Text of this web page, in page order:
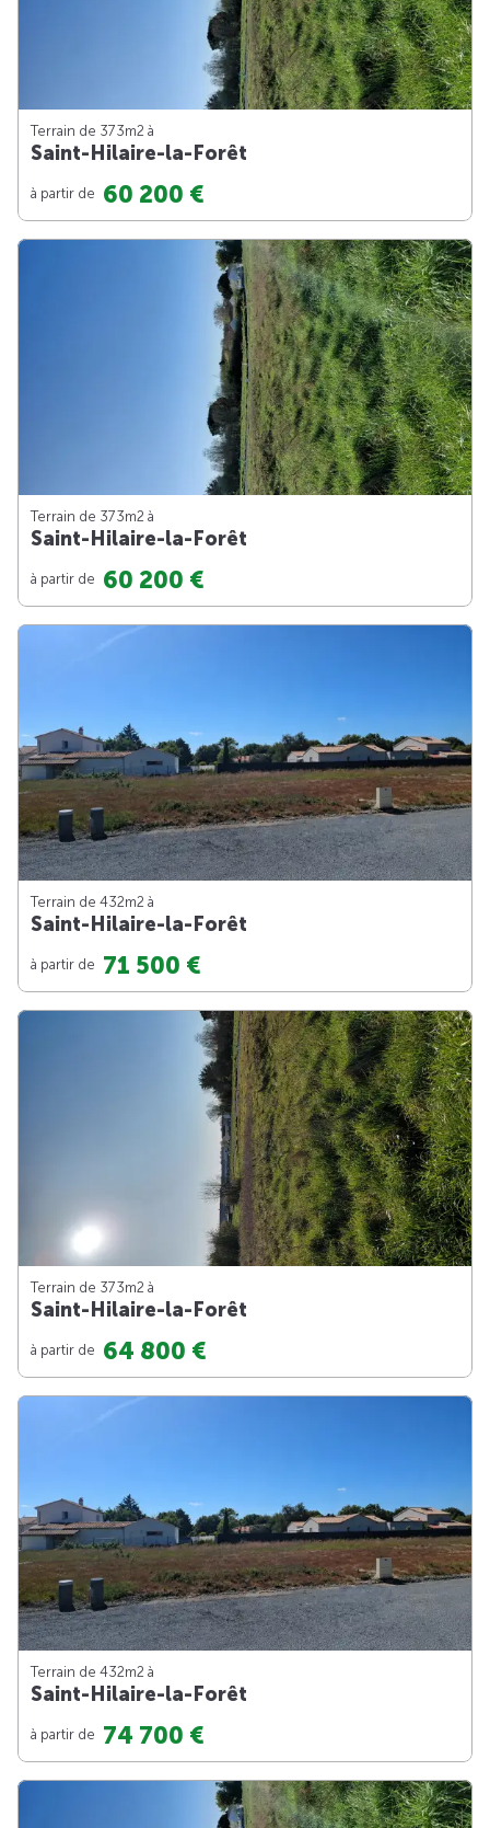
Terrain de 373m2 à
Saint-Hilaire-la-Forêt
à partir de 60 200 €
Terrain de 373m2 à
Saint-Hilaire-la-Forêt
à partir de 60 200 €
Terrain de 432m2 à
Saint-Hilaire-la-Forêt
à partir de 71 500 €
Terrain de 373m2 à
Saint-Hilaire-la-Forêt
à partir de 64 800 €
Terrain de 432m2 à
Saint-Hilaire-la-Forêt
à partir de 74 700 €